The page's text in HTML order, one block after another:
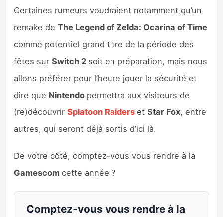
Certaines rumeurs voudraient notamment qu’un
remake deThe Legend of Zelda: Ocarina of Time
comme potentiel grand titre de la période des
fêtes surSwitch 2 soit en préparation, mais nous
allons préférer pour l’heure jouer la sécurité et
dire que Nintendo permettra aux visiteurs de
(re)découvrirSplatoon Raiders etStar Fox, entre
autres, qui seront déjà sortis d’ici là.
De votre côté, comptez-vous vous rendre à la
Gamescomcette année ?
Comptez-vous vous rendre à la